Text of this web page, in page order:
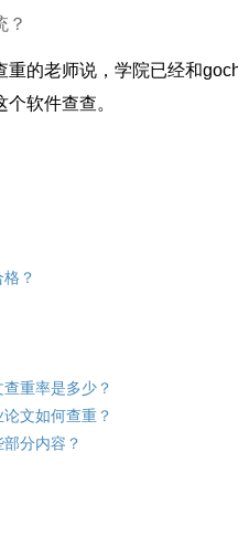
？
的老师说，学院已经和
软件查查。
？
重率是多少？
文如何查重？
分内容？